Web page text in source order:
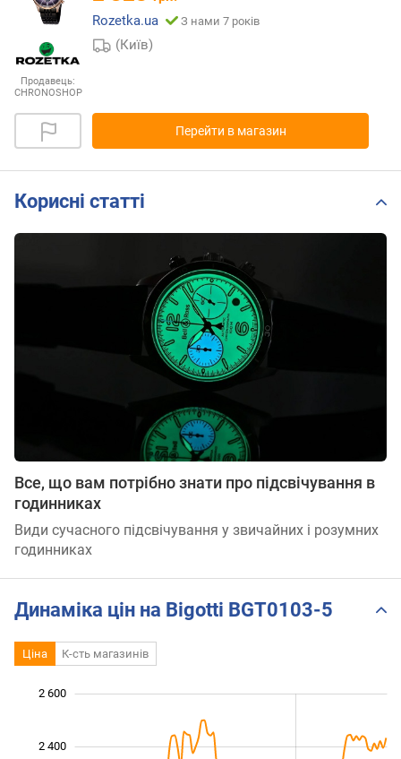
Продавець:
CHRONOSHOP
Rozetka.ua
З нами 7 років
(Київ)
Перейти в магазин
Корисні статті
Все, що вам потрібно знати про підсвічування в
годинниках
Види сучасного підсвічування у звичайних і розумних
годинниках
Динаміка цін на Bigotti BGT0103-5
Ціна К-сть магазинів
2 400
2 600